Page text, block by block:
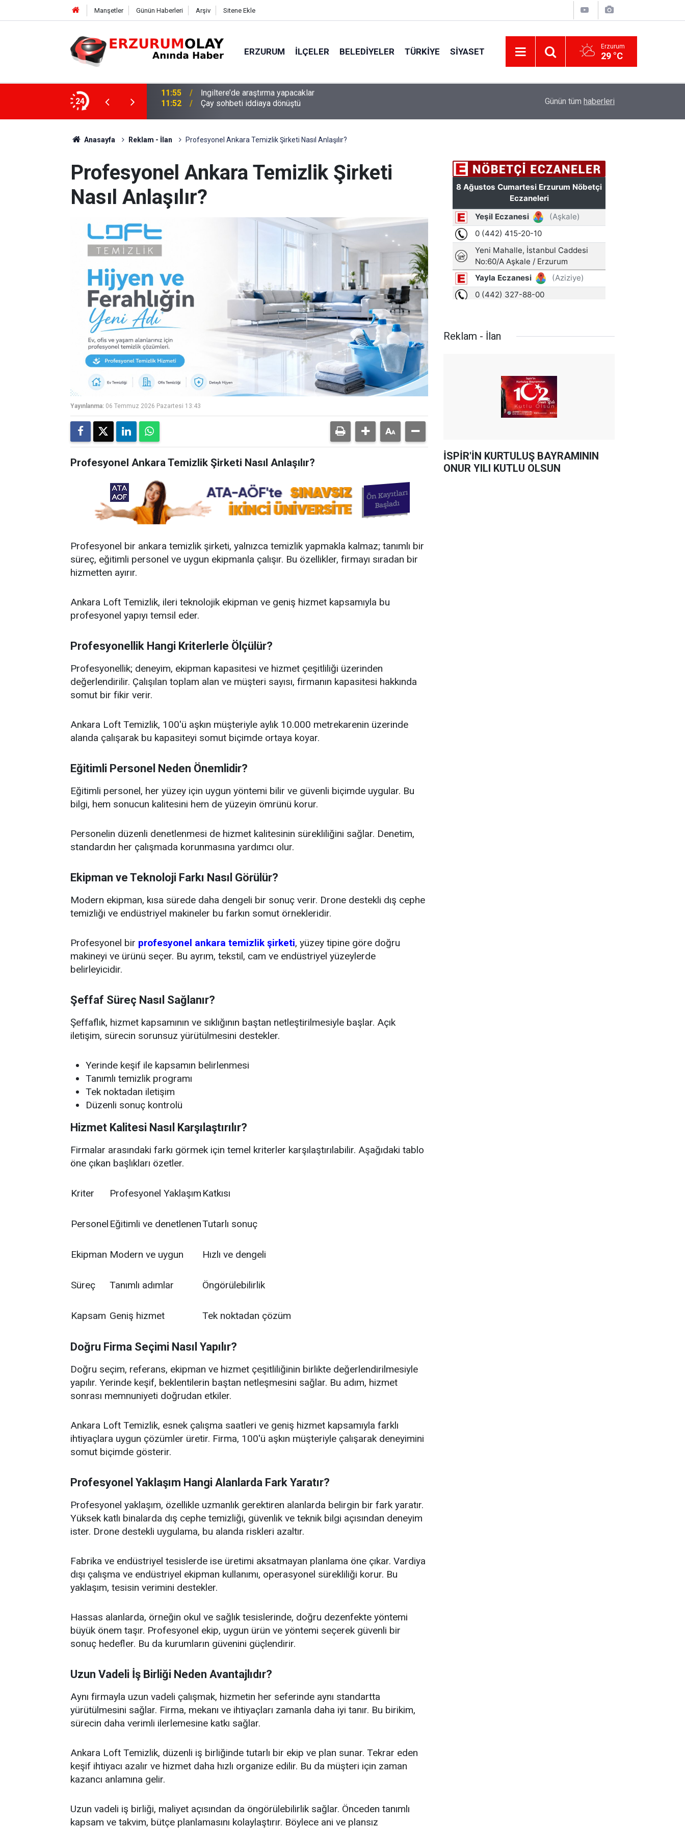
Manşetler Günün Haberleri Arşiv Sitene Ekle
ERZURUM İLÇELER BELEDIYELER TÜRKIYE SIYASET Erzurum
29 °C
24 11:52 Çay sohbeti iddiaya dönüştü Türkiye'de bir ilki yapıyor: Kilim üzerine
Günün tüm haberleri
Anasayfa Reklam - İlan Profesyonel Ankara Temizlik Şirketi Nasıl Anlaşılır?
Profesyonel Ankara Temizlik Şirketi
Nasıl Anlaşılır?
Yayınlanma: 06 Temmuz 2026 Pazartesi 13:43
Profesyonel Ankara Temizlik Şirketi Nasıl Anlaşılır?
Profesyonel bir ankara temizlik şirketi, yalnızca temizlik yapmakla kalmaz; tanımlı bir
süreç, eğitimli personel ve uygun ekipmanla çalışır. Bu özellikler, firmayı sıradan bir
hizmetten ayırır.
Ankara Loft Temizlik, ileri teknolojik ekipman ve geniş hizmet kapsamıyla bu
profesyonel yapıyı temsil eder.
Profesyonellik Hangi Kriterlerle Ölçülür?
Profesyonellik; deneyim, ekipman kapasitesi ve hizmet çeşitliliği üzerinden
değerlendirilir. Çalışılan toplam alan ve müşteri sayısı, firmanın kapasitesi hakkında
somut bir fikir verir.
Ankara Loft Temizlik, 100'ü aşkın müşteriyle aylık 10.000 metrekarenin üzerinde
alanda çalışarak bu kapasiteyi somut biçimde ortaya koyar.
Eğitimli Personel Neden Önemlidir?
Eğitimli personel, her yüzey için uygun yöntemi bilir ve güvenli biçimde uygular. Bu
bilgi, hem sonucun kalitesini hem de yüzeyin ömrünü korur.
Personelin düzenli denetlenmesi de hizmet kalitesinin sürekliliğini sağlar. Denetim,
standardın her çalışmada korunmasına yardımcı olur.
Ekipman ve Teknoloji Farkı Nasıl Görülür?
Modern ekipman, kısa sürede daha dengeli bir sonuç verir. Drone destekli dış cephe
temizliği ve endüstriyel makineler bu farkın somut örnekleridir.
Profesyonel bir profesyonel ankara temizlik şirketi, yüzey tipine göre doğru
makineyi ve ürünü seçer. Bu ayrım, tekstil, cam ve endüstriyel yüzeylerde
belirleyicidir.
Şeffaf Süreç Nasıl Sağlanır?
Şeffaflık, hizmet kapsamının ve sıklığının baştan netleştirilmesiyle başlar. Açık
iletişim, sürecin sorunsuz yürütülmesini destekler.
Yerinde keşif ile kapsamın belirlenmesi
Tanımlı temizlik programı
Tek noktadan iletişim
Düzenli sonuç kontrolü
Hizmet Kalitesi Nasıl Karşılaştırılır?
Firmalar arasındaki farkı görmek için temel kriterler karşılaştırılabilir. Aşağıdaki tablo
öne çıkan başlıkları özetler.
Kriter Profesyonel Yaklaşım Katkısı
Personel Eğitimli ve denetlenenTutarlı sonuç
Ekipman Modern ve uygun Hızlı ve dengeli
Süreç Tanımlı adımlar Öngörülebilirlik
Kapsam Geniş hizmet Tek noktadan çözüm
Doğru Firma Seçimi Nasıl Yapılır?
Doğru seçim, referans, ekipman ve hizmet çeşitliliğinin birlikte değerlendirilmesiyle
yapılır. Yerinde keşif, beklentilerin baştan netleşmesini sağlar. Bu adım, hizmet
sonrası memnuniyeti doğrudan etkiler.
Ankara Loft Temizlik, esnek çalışma saatleri ve geniş hizmet kapsamıyla farklı
ihtiyaçlara uygun çözümler üretir. Firma, 100'ü aşkın müşteriyle çalışarak deneyimini
somut biçimde gösterir.
Profesyonel Yaklaşım Hangi Alanlarda Fark Yaratır?
Profesyonel yaklaşım, özellikle uzmanlık gerektiren alanlarda belirgin bir fark yaratır.
Yüksek katlı binalarda dış cephe temizliği, güvenlik ve teknik bilgi açısından deneyim
ister. Drone destekli uygulama, bu alanda riskleri azaltır.
Fabrika ve endüstriyel tesislerde ise üretimi aksatmayan planlama öne çıkar. Vardiya
dışı çalışma ve endüstriyel ekipman kullanımı, operasyonel sürekliliği korur. Bu
yaklaşım, tesisin verimini destekler.
Hassas alanlarda, örneğin okul ve sağlık tesislerinde, doğru dezenfekte yöntemi
büyük önem taşır. Profesyonel ekip, uygun ürün ve yöntemi seçerek güvenli bir
sonuç hedefler. Bu da kurumların güvenini güçlendirir.
Uzun Vadeli İş Birliği Neden Avantajlıdır?
Aynı firmayla uzun vadeli çalışmak, hizmetin her seferinde aynı standartta
yürütülmesini sağlar. Firma, mekanı ve ihtiyaçları zamanla daha iyi tanır. Bu birikim,
sürecin daha verimli ilerlemesine katkı sağlar.
Ankara Loft Temizlik, düzenli iş birliğinde tutarlı bir ekip ve plan sunar. Tekrar eden
keşif ihtiyacı azalır ve hizmet daha hızlı organize edilir. Bu da müşteri için zaman
kazancı anlamına gelir.
Uzun vadeli iş birliği, maliyet açısından da öngörülebilirlik sağlar. Önceden tanımlı
kapsam ve takvim, bütçe planlamasını kolaylaştırır. Böylece ani ve plansız
Reklam - İlan
İSPİR'İN KURTULUŞ BAYRAMININ
ONUR YILI KUTLU OLSUN